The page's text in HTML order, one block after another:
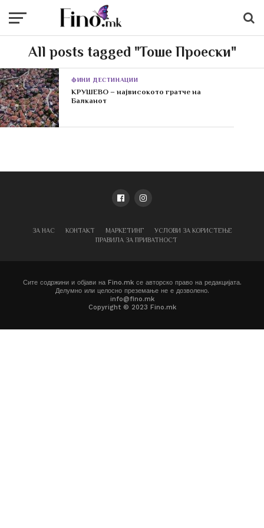
All posts tagged "Тоше Проески"
ФИНИ ДЕСТИНАЦИИ
КРУШЕВО – највисокото гратче на
Балканот
ЗА НАС КОНТАКТ МАРКЕТИНГ
УСЛОВИ ЗА КОРИСТЕЊЕ
ПРАВИЛА ЗА ПРИВАТНОСТ
Сите содржини и објави на Fino.mk се авторско право на редакцијата.
Делумно или целосно преземање не е дозволено.
info@fino.mk
Copyright © 2023 Fino.mk